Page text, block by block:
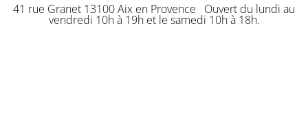
41 rue Granet 13100 Aix en Provence Ouvert du lundi au
vendredi 10h à 19h et le samedi 10h à 18h.